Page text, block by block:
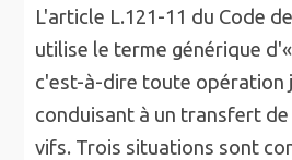
L'article L.121-11 du Code
utilise le terme générique
c'est-à-dire toute opération
conduisant à un transfert
vifs. Trois situations sont